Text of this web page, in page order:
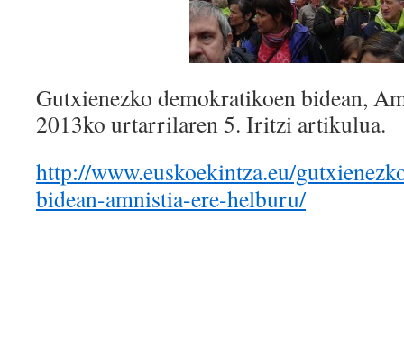
Gutxienezko demokratikoen bidean,
2013ko urtarrilaren 5. Iritzi artikulua.
http://www.euskoekintza.eu/
bidean-amnistia-ere-helburu/